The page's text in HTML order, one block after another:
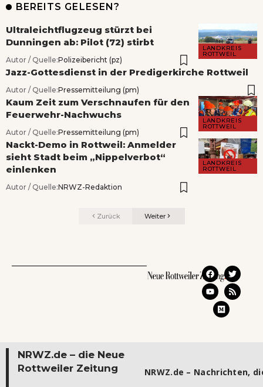
BEREITS GELESEN?
LANDKREIS
ROTTWEIL
Ultraleichtflugzeug stürzt bei
Dunningen ab: Pilot (72) stirbt
Autor / Quelle:Polizeibericht (pz)
Jazz-Gottesdienst in der Predigerkirche Rottweil
Autor / Quelle:Pressemitteilung (pm)
LANDKREIS
ROTTWEIL
Kaum Zeit zum Verschnaufen für den
Feuerwehr-Nachwuchs
Autor / Quelle:Pressemitteilung (pm)
LANDKREIS
ROTTWEIL
Nackt-Demo in Rottweil: Anmelder
sieht Stadt beim „Nippelverbot“
einlenken
Autor / Quelle:NRWZ-Redaktion
Zurück Weiter
NRWZ.de – die Neue
Rottweiler Zeitung
NRWZ.de – Nachrichten,